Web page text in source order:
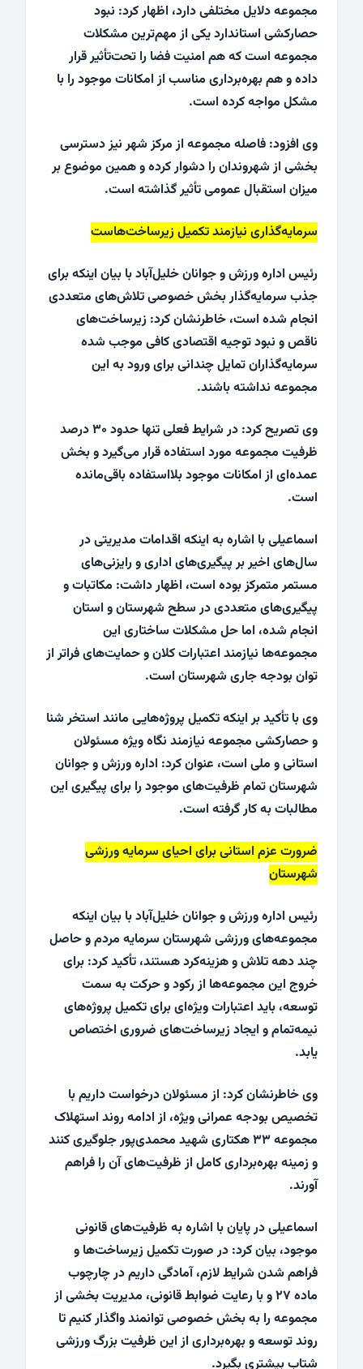
مجموعه دلایل مختلفی دارد، اظهار کرد: نبود
حصارکشی استاندارد یکی از مهم‌ترین مشکلات
مجموعه است که هم امنیت فضا را تحت‌تأثیر قرار
داده و هم بهره‌برداری مناسب از امکانات موجود را با
مشکل مواجه کرده است.
وی افزود: فاصله مجموعه از مرکز شهر نیز دسترسی
بخشی از شهروندان را دشوار کرده و همین موضوع بر
میزان استقبال عمومی تأثیر گذاشته است.
سرمایه‌گذاری نیازمند تکمیل زیرساخت‌هاست
رئیس اداره ورزش و جوانان خلیل‌آباد با بیان اینکه برای
جذب سرمایه‌گذار بخش خصوصی تلاش‌های متعددی
انجام شده است، خاطرنشان کرد: زیرساخت‌های
ناقص و نبود توجیه اقتصادی کافی موجب شده
سرمایه‌گذاران تمایل چندانی برای ورود به این
مجموعه نداشته باشند.
وی تصریح کرد: در شرایط فعلی تنها حدود ۳۰ درصد
ظرفیت مجموعه مورد استفاده قرار می‌گیرد و بخش
عمده‌ای از امکانات موجود بلااستفاده باقی‌مانده
است.
اسماعیلی با اشاره به اینکه اقدامات مدیریتی در
سال‌های اخیر بر پیگیری‌های اداری و رایزنی‌های
مستمر متمرکز بوده است، اظهار داشت: مکاتبات و
پیگیری‌های متعددی در سطح شهرستان و استان
انجام شده، اما حل مشکلات ساختاری این
مجموعه‌ها نیازمند اعتبارات کلان و حمایت‌های فراتر از
توان بودجه جاری شهرستان است.
وی با تأکید بر اینکه تکمیل پروژه‌هایی مانند استخر شنا
و حصارکشی مجموعه نیازمند نگاه ویژه مسئولان
استانی و ملی است، عنوان کرد: اداره ورزش و جوانان
شهرستان تمام ظرفیت‌های موجود را برای پیگیری این
مطالبات به کار گرفته است.
ضرورت عزم استانی برای احیای سرمایه ورزشی
شهرستان
رئیس اداره ورزش و جوانان خلیل‌آباد با بیان اینکه
مجموعه‌های ورزشی شهرستان سرمایه مردم و حاصل
چند دهه تلاش و هزینه‌کرد هستند، تأکید کرد: برای
خروج این مجموعه‌ها از رکود و حرکت به سمت
توسعه، باید اعتبارات ویژه‌ای برای تکمیل پروژه‌های
نیمه‌تمام و ایجاد زیرساخت‌های ضروری اختصاص
یابد.
وی خاطرنشان کرد: از مسئولان درخواست داریم با
تخصیص بودجه عمرانی ویژه، از ادامه روند استهلاک
مجموعه ۳۳ هکتاری شهید محمدی‌پور جلوگیری کنند
و زمینه بهره‌برداری کامل از ظرفیت‌های آن را فراهم
آورند.
اسماعیلی در پایان با اشاره به ظرفیت‌های قانونی
موجود، بیان کرد: در صورت تکمیل زیرساخت‌ها و
فراهم شدن شرایط لازم، آمادگی داریم در چارچوب
ماده ۲۷ و با رعایت ضوابط قانونی، مدیریت بخشی از
مجموعه را به بخش خصوصی توانمند واگذار کنیم تا
روند توسعه و بهره‌برداری از این ظرفیت بزرگ ورزشی
شتاب بیشتری بگیرد.